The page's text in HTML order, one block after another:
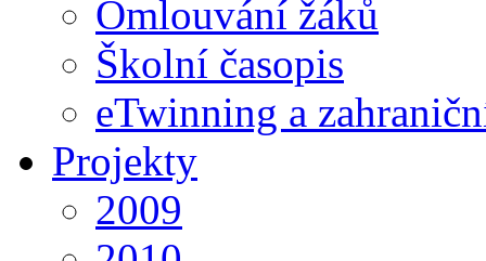
Omlouvání žáků
Školní časopis
eTwinning a
Projekty
2009